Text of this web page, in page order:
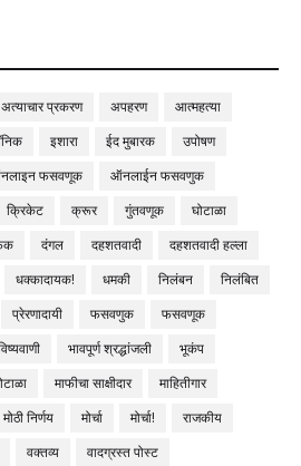
अत्याचार प्रकरण अपहरण
आत्महत्या
इशारा ईद मुबारक
उपोषण
फसवणूक
ऑनलाईन फसवणुक
क्रिकेट क्रूर गुंतवणूक
घोटाळा
दंगल दहशतवादी
दहशतवादी हल्ला
धक्कादायक! धमकी निलंबन
निलंबित
प्रेरणादायी फसवणुक
फसवणूक
भावपूर्ण श्रद्धांजली
भूकंप
माफीचा साक्षीदार
माहितीगार
मोठी निर्णय मोर्चा मोर्चा!
राजकीय
वक्तव्य
वादग्रस्त पोस्ट